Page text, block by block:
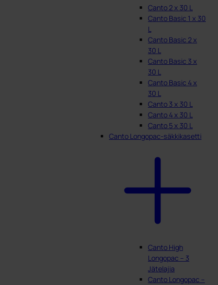
Canto 2 x 30 L
Canto Basic 1 x 30
L
Canto Basic 2 x
30 L
Canto Basic 3 x
30 L
Canto Basic 4 x
30 L
Canto 3 x 30 L
Canto 4 x 30 L
Canto 5 x 30 L
Canto Longopac-säkkikasetti
Canto High
Longopac – 3
Jätelajia
Canto Longopac –